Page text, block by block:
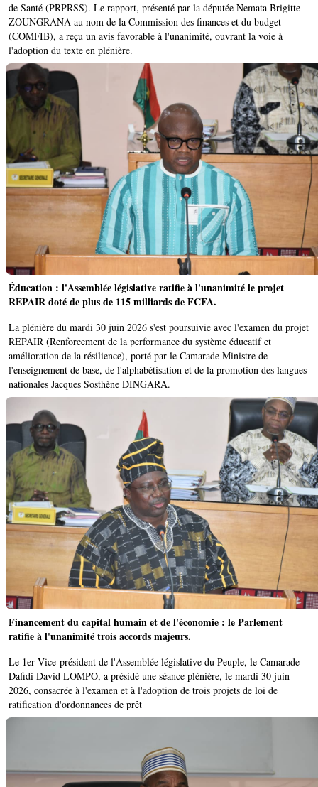
de Santé (PRPRSS). Le rapport, présenté par la députée Nemata Brigitte
ZOUNGRANA au nom de la Commission des finances et du budget
(COMFIB), a reçu un avis favorable à l'unanimité, ouvrant la voie à
l'adoption du texte en plénière.
Éducation : l'Assemblée législative ratifie à l'unanimité le projet
REPAIR doté de plus de 115 milliards de FCFA.
La plénière du mardi 30 juin 2026 s'est poursuivie avec l'examen du projet
REPAIR (Renforcement de la performance du système éducatif et
amélioration de la résilience), porté par le Camarade Ministre de
l'enseignement de base, de l'alphabétisation et de la promotion des langues
nationales Jacques Sosthène DINGARA.
Financement du capital humain et de l'économie : le Parlement
ratifie à l'unanimité trois accords majeurs.
Le 1er Vice-président de l'Assemblée législative du Peuple, le Camarade
Dafidi David LOMPO, a présidé une séance plénière, le mardi 30 juin
2026, consacrée à l'examen et à l'adoption de trois projets de loi de
ratification d'ordonnances de prêt